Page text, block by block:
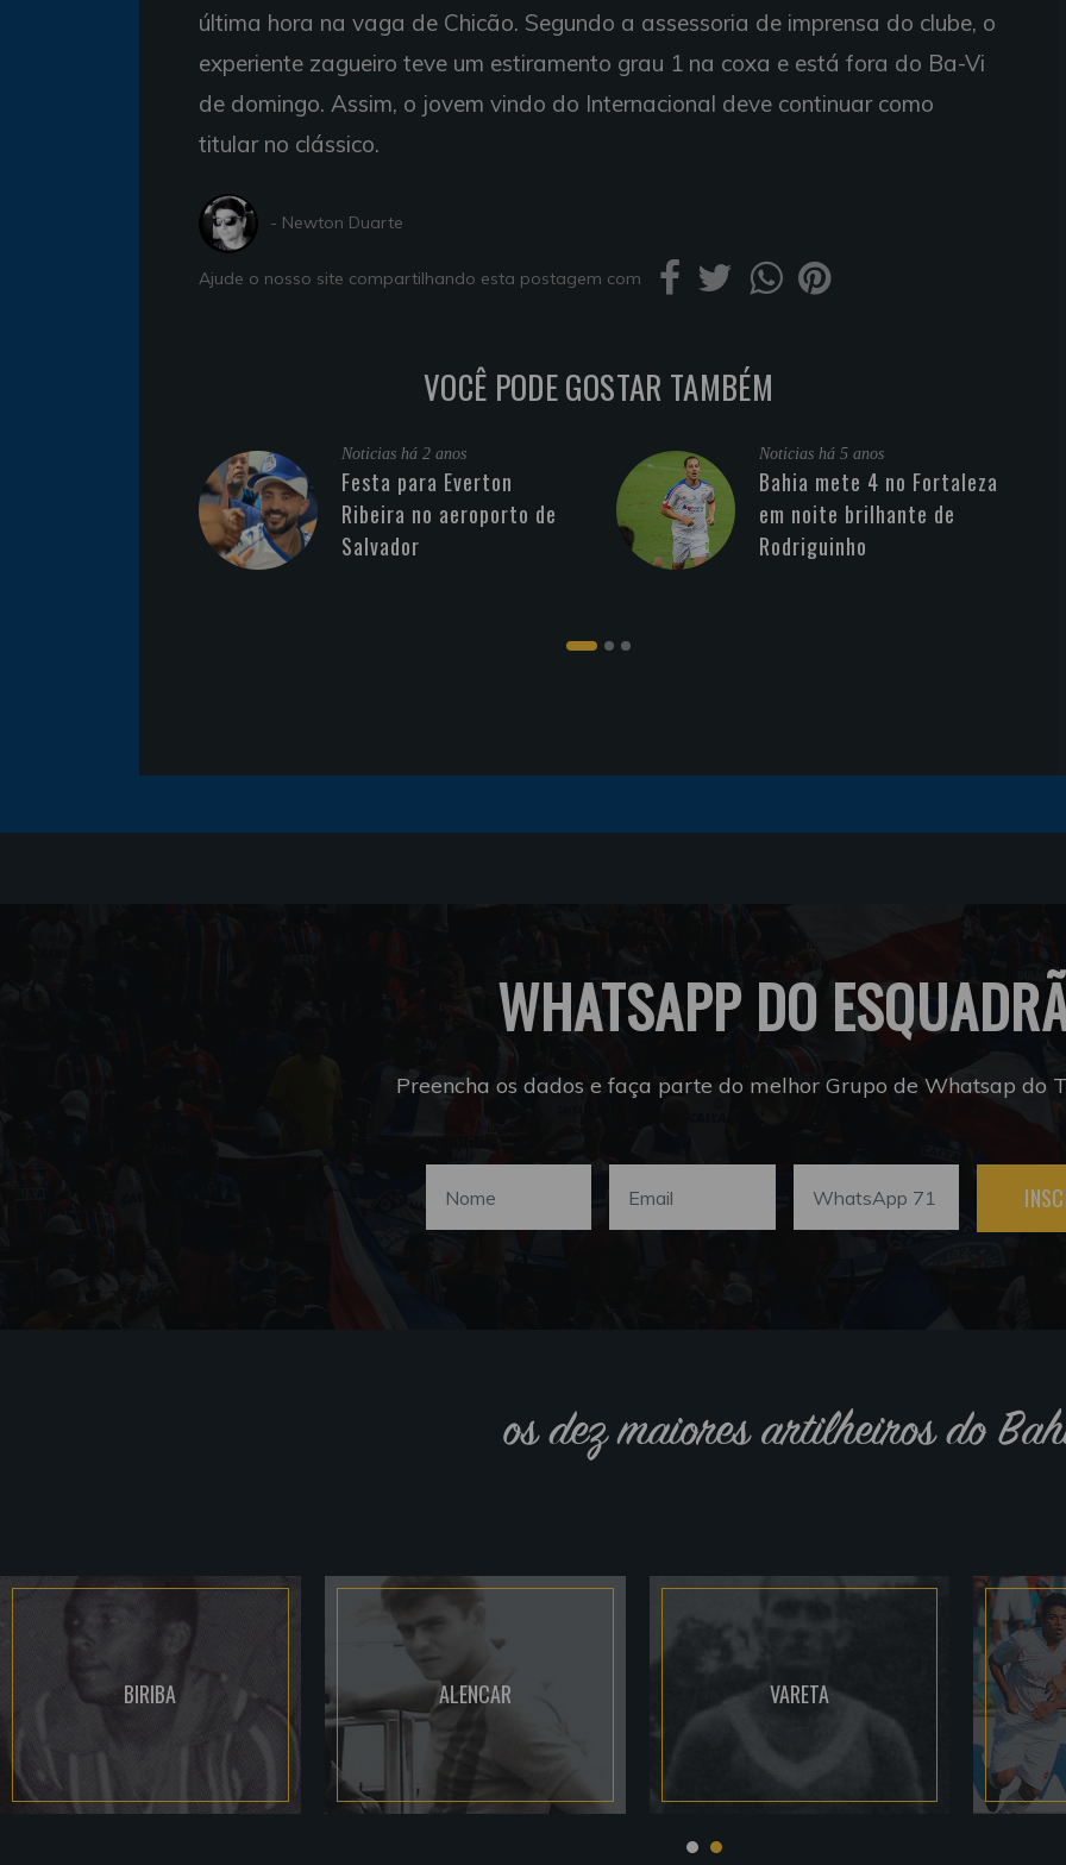
última hora na vaga de Chicão. Segundo a assessoria de imprensa do clube, o
experiente zagueiro teve um estiramento grau 1 na coxa e está fora do Ba-Vi
de domingo. Assim, o jovem vindo do Internacional deve continuar como
titular no clássico.
- Newton Duarte
Ajude o nosso site compartilhando esta postagem com
VOCÊ PODE GOSTAR TAMBÉM
Noticias há 2 anos
Festa para Everton
Ribeira no aeroporto de
Salvador
Noticias há 5 anos
Bahia mete 4 no Fortaleza
em noite brilhante de
Rodriguinho
WHATSAPP DO
Preencha os dados e faça parte do melhor Grupo de Whatsap do
os dez maiores artilheiros do
BIRIBA ALENCAR VARETA